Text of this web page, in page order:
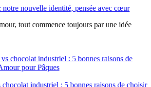
nouvelle identité, pensée avec cœur
tout commence toujours par une idée
industriel : 5 bonnes raisons de choisir